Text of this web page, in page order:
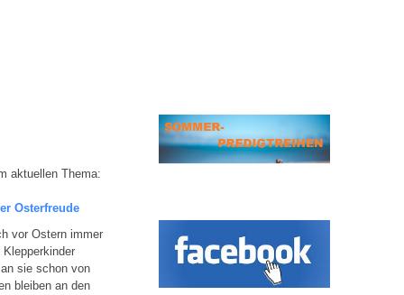
aktuellen Thema:
Osterfreude
vor Ostern immer
sie schon von
bleiben an den